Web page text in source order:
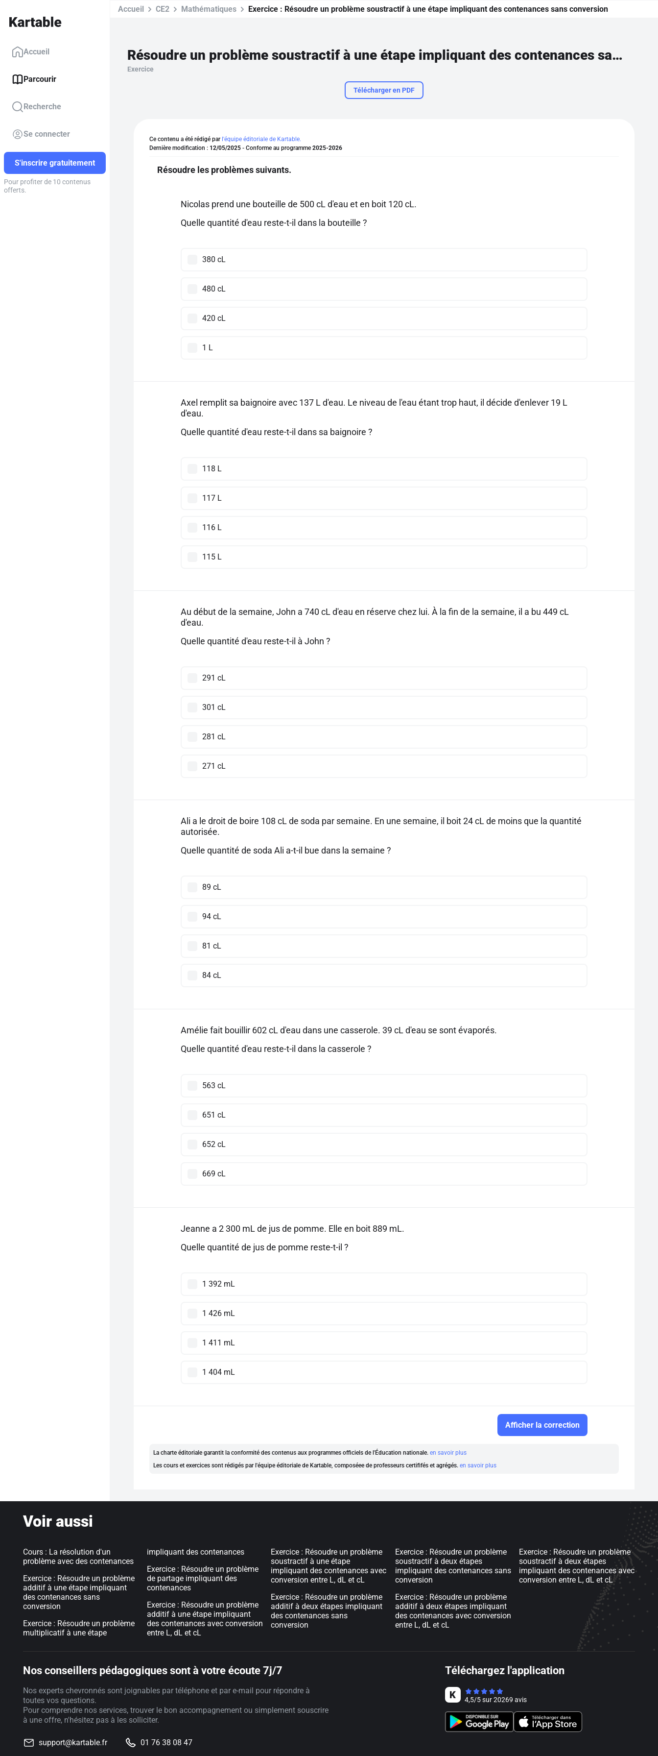
Accueil
Parcourir
Recherche
Se connecter
S'inscrire gratuitement
Pour profiter de 10 contenus
offerts.
Accueil CE2 Mathématiques Exercice : Résoudre un problème soustractif à une étape impliquant des contenances sans conversion
Résoudre un problème soustractif à une étape impliquant des contenances sans conversion
Exercice
Télécharger en PDF
Ce contenu a été rédigé par l'équipe éditoriale de Kartable.
Dernière modification : 12/05/2025 - Conforme au programme 2025-2026
Résoudre les problèmes suivants.
Nicolas prend une bouteille de 500 cL d'eau et en boit 120 cL.
Quelle quantité d'eau reste-t-il dans la bouteille ?
380 cL
480 cL
420 cL
1 L
Axel remplit sa baignoire avec 137 L d'eau. Le niveau de l'eau étant trop haut, il décide d'enlever 19 L
d'eau.
Quelle quantité d'eau reste-t-il dans sa baignoire ?
118 L
117 L
116 L
115 L
Au début de la semaine, John a 740 cL d'eau en réserve chez lui. À la fin de la semaine, il a bu 449 cL
d'eau.
Quelle quantité d'eau reste-t-il à John ?
291 cL
301 cL
281 cL
271 cL
Ali a le droit de boire 108 cL de soda par semaine. En une semaine, il boit 24 cL de moins que la quantité
autorisée.
Quelle quantité de soda Ali a-t-il bue dans la semaine ?
89 cL
94 cL
81 cL
84 cL
Amélie fait bouillir 602 cL d'eau dans une casserole. 39 cL d'eau se sont évaporés.
Quelle quantité d'eau reste-t-il dans la casserole ?
563 cL
651 cL
652 cL
669 cL
Jeanne a 2 300 mL de jus de pomme. Elle en boit 889 mL.
Quelle quantité de jus de pomme reste-t-il ?
1 392 mL
1 426 mL
1 411 mL
1 404 mL
Afficher la correction
La charte éditoriale garantit la conformité des contenus aux programmes officiels de l'Éducation nationale. en savoir plus
Les cours et exercices sont rédigés par l'équipe éditoriale de Kartable, composéee de professeurs certififés et agrégés. en savoir plus
Voir aussi
Cours : La résolution d'un
problème avec des contenances
Exercice : Résoudre un problème
additif à une étape impliquant
des contenances sans
conversion
Exercice : Résoudre un problème
multiplicatif à une étape
impliquant des contenances
Exercice : Résoudre un problème
de partage impliquant des
contenances
Exercice : Résoudre un problème
additif à une étape impliquant
des contenances avec conversion
entre L, dL et cL
Exercice : Résoudre un problème
soustractif à une étape
impliquant des contenances avec
conversion entre L, dL et cL
Exercice : Résoudre un problème
additif à deux étapes impliquant
des contenances sans
conversion
Exercice : Résoudre un problème
soustractif à deux étapes
impliquant des contenances sans
conversion
Exercice : Résoudre un problème
additif à deux étapes impliquant
des contenances avec conversion
entre L, dL et cL
Exercice : Résoudre un problème
soustractif à deux étapes
impliquant des contenances avec
conversion entre L, dL et cL
Nos conseillers pédagogiques sont à votre écoute 7j/7
Nos experts chevronnés sont joignables par téléphone et par e-mail pour répondre à
toutes vos questions.
Pour comprendre nos services, trouver le bon accompagnement ou simplement souscrire
à une offre, n'hésitez pas à les solliciter.
support@kartable.fr 01 76 38 08 47
Téléchargez l'application
4,5/5sur20269 avis